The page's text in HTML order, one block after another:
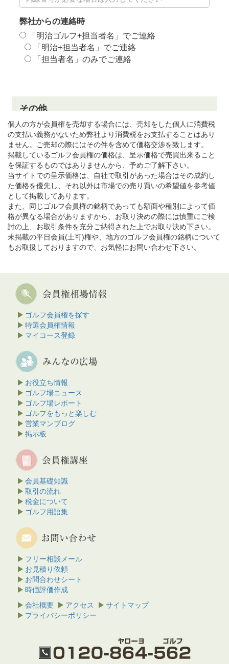
個人の方が会員権を売却する場合には、売却をした個人に消費税
の支払い義務がないため弊社より消費税をお支払することはあり
ません。ご売却の際にはその件を含めて価格交渉を致します。
掲載しているゴルフ会員権の価格は、呈示価格で売買出来ること
を保証するものではありませんから、予めご了解下さい。
当サイトでの呈示価格は、自社で取引があった場合はその成約し
た価格を優先し、それ以外は市場での売り買いの希望値を参考値
として掲載してあります。
また、同じゴルフ会員権の銘柄であっても額面や種別によって価
格が異なる場合がありますから、お取り決めの際には慎重にご検
討の上、お取引条件を充分ご納得された上でお取り決め下さい。
未掲載の平日会員(土可)権や、地方のゴルフ会員権の銘柄について
もお取扱しておりますので、お気軽にお問い合わせ下さい。
ゴルフ会員権を探す
特選会員権情報
マイコース登録
お役立ち情報
ゴルフ場ニュース
ゴルフ場レポート
ゴルフをもっと楽しむ
営業マンブログ
掲示板
会員基礎知識
取引の流れ
税金について
ゴルフ用語集
フリー相談メール
お見積り依頼
お問合わせシート
時価評価作成
会社概要
アクセス
サイトマップ
プライバシーポリシー